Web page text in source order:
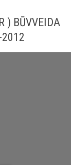
) BŪVVEIDA
2012